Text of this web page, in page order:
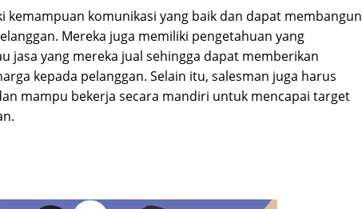
kemampuan komunikasi yang baik dan dapat membangun
Mereka juga memiliki pengetahuan yang
jasa yang mereka jual sehingga dapat memberikan
kepada pelanggan. Selain itu, salesman juga harus
mampu bekerja secara mandiri untuk mencapai target